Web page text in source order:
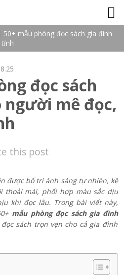
50+ mẫu phòng đọc sách gia đình
đọc sách
người mê đọc,
this post
được bố trí ánh sáng tự nhiên, kệ
thoải mái, phối hợp màu sắc dịu
khi đọc lâu. Trong bài viết này,
mẫu phòng đọc sách gia đình
sách trọn vẹn cho cả gia đình